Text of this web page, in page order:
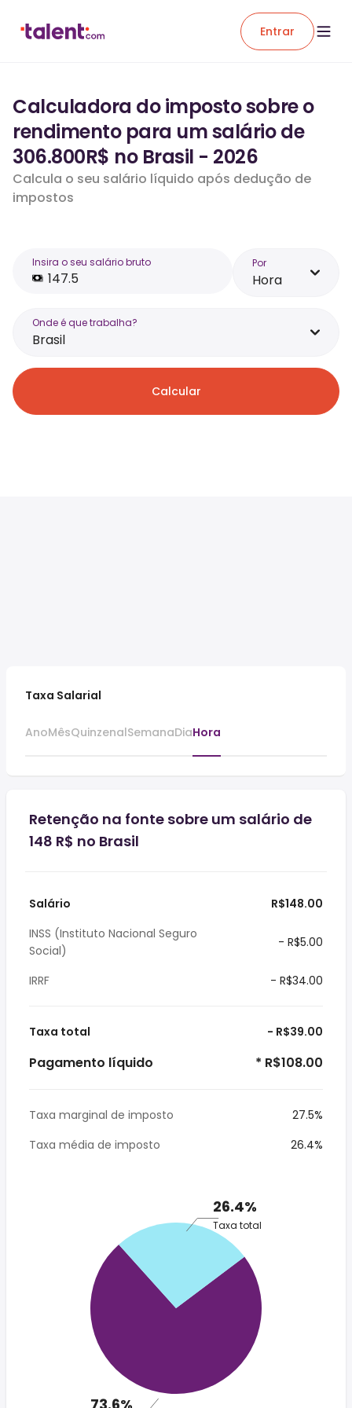
Entrar
Calculadora do imposto sobre o
rendimento para um salário de
306.800R$ no Brasil - 2026
Calcula o seu salário líquido após dedução de
impostos
Insira o seu salário bruto Por
Hora
Onde é que trabalha?
Brasil
Calcular
Taxa Salarial
AnoMêsQuinzenalSemanaDiaHora
Retenção na fonte sobre um salário de
148 R$ no Brasil
Salário
R$148.00
INSS (Instituto Nacional Seguro
Social)
- R$5.00
IRRF - R$34.00
Taxa total - R$39.00
Pagamento líquido * R$108.00
Taxa marginal de imposto
27.5%
Taxa média de imposto
26.4%
26.4%
Taxa total